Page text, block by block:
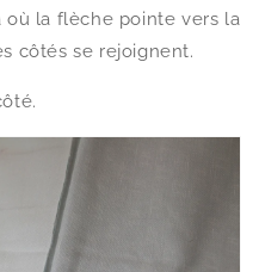
la flèche pointe vers la
côtés se rejoignent.